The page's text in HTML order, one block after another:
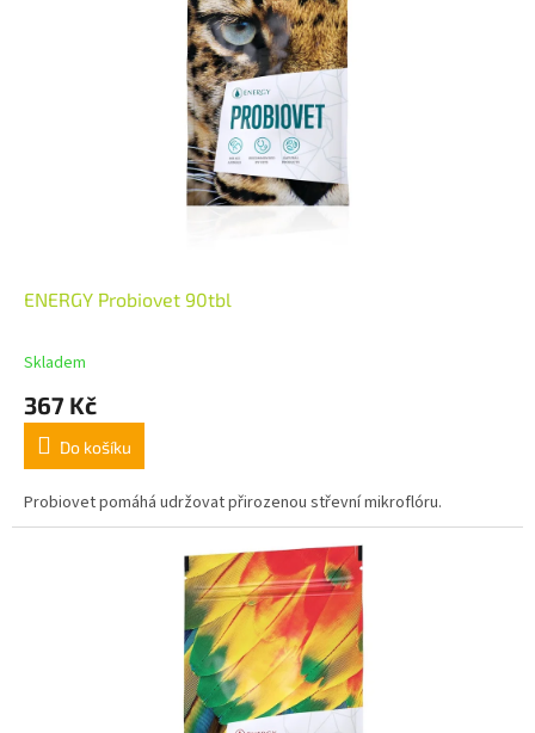
ENERGY Probiovet 90tbl
Skladem
367 Kč
Do košíku
Probiovet pomáhá udržovat přirozenou střevní mikroflóru.